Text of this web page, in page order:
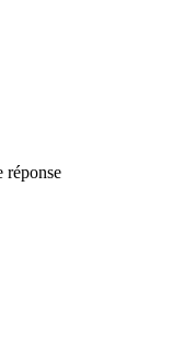
réponse